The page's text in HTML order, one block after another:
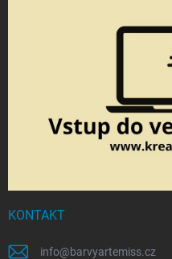
KONTAKT
info@barvyartemiss.cz